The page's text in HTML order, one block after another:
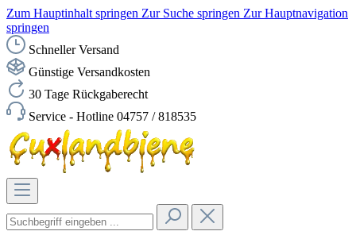
Zum Hauptinhalt springen Zur Suche springen Zur Hauptnavigation
springen
Schneller Versand
Günstige Versandkosten
30 Tage Rückgaberecht
Service - Hotline 04757 / 818535